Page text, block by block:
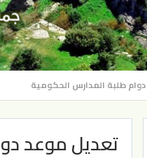
طلبة المدارس الحكومية
تعديل موعد